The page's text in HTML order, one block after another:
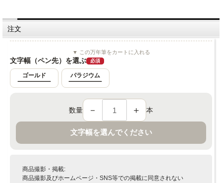
注文
▼ この万年筆をカートに入れる
文字幅（ペン先）を選ぶ 必須
ゴールド パラジウム
数量 － ＋ 本
文字幅を選んでください
商品撮影・掲載:
商品撮影及びホームページ・SNS等での掲載に同意されない